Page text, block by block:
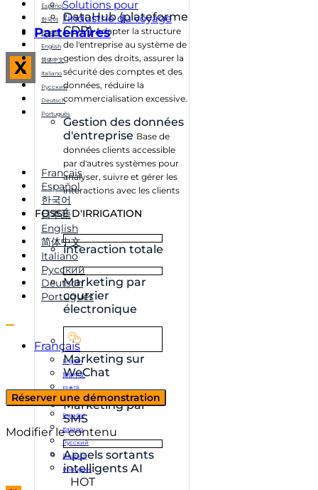
DataHub (plateforme
CDP) Adapter la structure
de l'entreprise au système de
gestion des droits, assurer la
sécurité des comptes et des
données, réduire la
commercialisation excessive.
Gestion des données
d'entreprise Base de
données clients accessible
par d'autres systèmes pour
analyser, suivre et gérer les
interactions avec les clients
FOSSÉ D'IRRIGATION
interaction totale
Marketing par
courrier
électronique
Marketing sur
WeChat
Marketing par
SMS
Appels sortants
intelligents AI
HOT
Solutions pour
l'industrie du voyage
Partenaires
X
Español
한국어
日本語
English
简体中文
Italiano
Русский
Deutsch
Português
Français
Español
한국어
日本語
English
简体中文
Italiano
Русский
Deutsch
Português
Français
English
简体中文
日本語
한국어
Español
Italiano
Русский
Deutsch
Português
Réserver une démonstration
Modifier le contenu